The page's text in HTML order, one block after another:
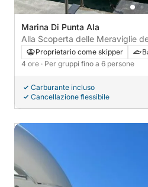
Marina Di Punta Ala
Alla Scoperta delle Meraviglie
Proprietario come skipper
4 ore · Per gruppi fino a 6 persone
Carburante incluso
Cancellazione flessibile